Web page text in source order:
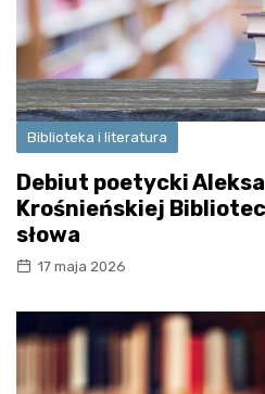
Biblioteka i literatura
Debiut poetycki
Krośnieńskiej
słowa
17 maja 2026